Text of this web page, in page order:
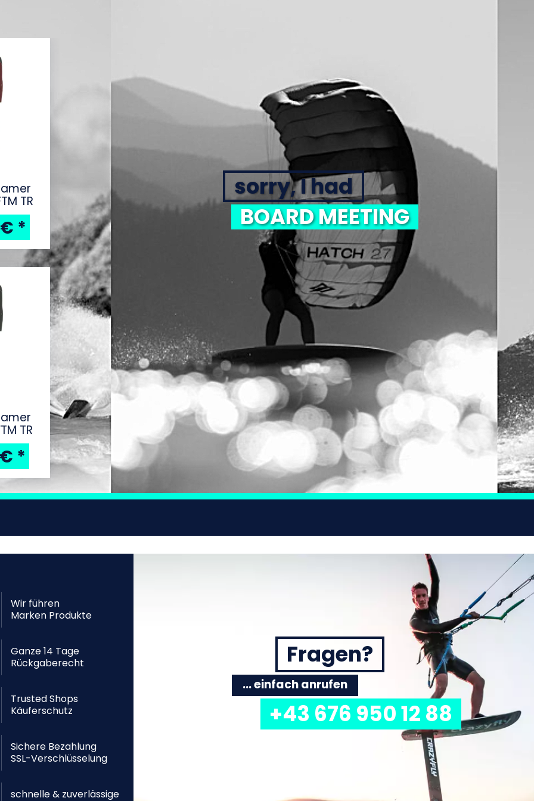
TR
*
TR
*
sorry, I had
BOARD MEETING
Wir führen
Marken Produkte
Ganze 14 Tage
Rückgaberecht
Trusted Shops
Käuferschutz
Sichere Bezahlung
SSL-Verschlüsselung
schnelle & zuverlässige
Fragen?
... einfach anrufen
+43 676 950 12 88